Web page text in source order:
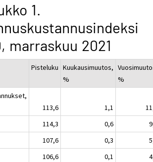
1.
marraskuu 2021
Pisteluku Kuukausimuutos,
%
%
113,6 1,1
114,3 0,6
107,6 0,3
106,6 0,1